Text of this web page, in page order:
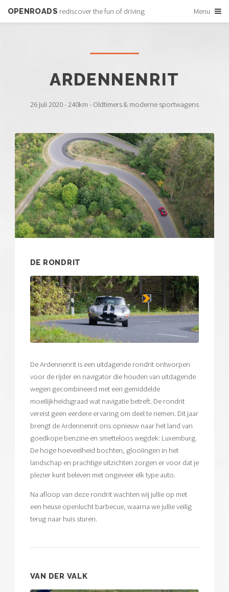
OPENROADS rediscover the fun of driving Menu
ARDENNENRIT
26 juli 2020 - 240km - Oldtimers & moderne sportwagens
DE RONDRIT
De Ardennenrit is een uitdagende rondrit ontworpen
voor de rijder en navigator die houden van uitdagende
wegen gecombineerd met een gemiddelde
moeilijkheidsgraad wat navigatie betreft. De rondrit
vereist geen eerdere ervaring om deel te nemen. Dit jaar
brengt de Ardennenrit ons opnieuw naar het land van
goedkope benzine en smetteloos wegdek: Luxemburg.
De hoge hoeveelheid bochten, glooiingen in het
landschap en prachtige uitzichten zorgen er voor dat je
plezier kunt beleven met ongeveer elk type auto.
Na afloop van deze rondrit wachten wij jullie op met
een heuse openlucht barbecue, waarna we jullie veilig
terug naar huis sturen.
VAN DER VALK